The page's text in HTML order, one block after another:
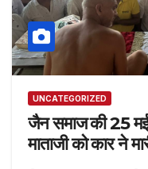
UNCATEGORIZED
जैन समाज की 25 मई
माताजी को कार ने